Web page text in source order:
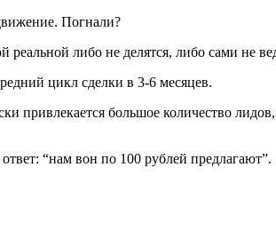
Погнали?
либо не делятся, либо сами не
цикл сделки в 3-6 месяцев.
привлекается большое количество
“нам вон по 100 рублей предлагают”.